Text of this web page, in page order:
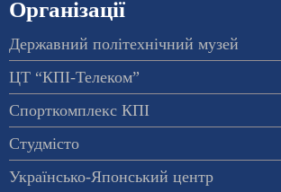
Організації
Державний політехнічний музей
ЦТ “КПІ-Телеком”
Спорткомплекс КПІ
Студмісто
Українсько-Японський центр